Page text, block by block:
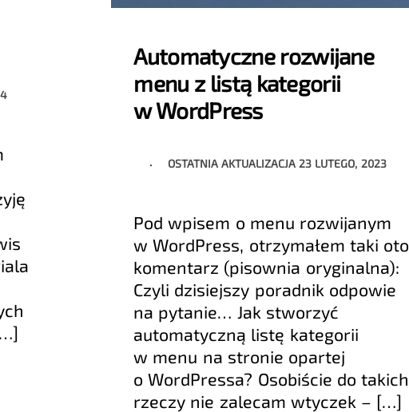
Automatyczne rozwijane
menu z listą kategorii
w WordPress
OSTATNIA AKTUALIZACJA 23 LUTEGO, 2023
Pod wpisem o menu rozwijanym
w WordPress, otrzymałem taki oto
komentarz (pisownia oryginalna):
Czyli dzisiejszy poradnik odpowie
na pytanie… Jak stworzyć
automatyczną listę kategorii
w menu na stronie opartej
o WordPressa? Osobiście do takich
rzeczy nie zalecam wtyczek – […]